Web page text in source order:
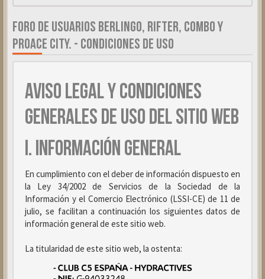
FORO DE USUARIOS BERLINGO, RIFTER, COMBO Y
PROACE CITY. - CONDICIONES DE USO
AVISO LEGAL Y CONDICIONES
GENERALES DE USO DEL SITIO WEB
I. INFORMACIÓN GENERAL
En cumplimiento con el deber de información dispuesto en
la Ley 34/2002 de Servicios de la Sociedad de la
Información y el Comercio Electrónico (LSSI-CE) de 11 de
julio, se facilitan a continuación los siguientes datos de
información general de este sitio web.
La titularidad de este sitio web, la ostenta: